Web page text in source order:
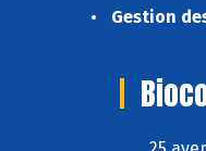
Gestion